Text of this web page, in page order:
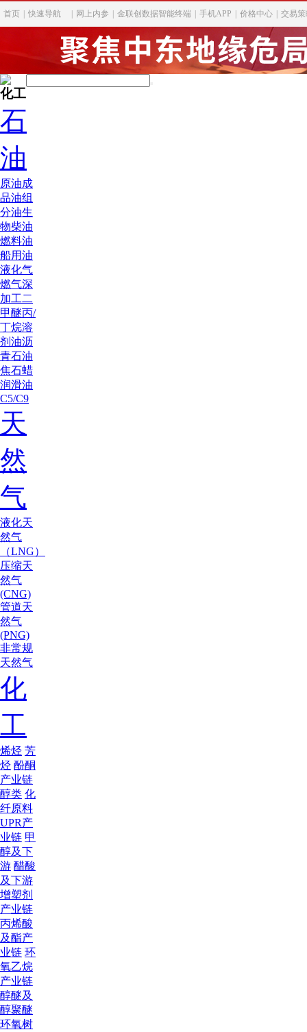
首页 快速导航 网上内参 金联创数据智能终端 手机APP 价格中心 交易
化工
石
油
原油成
品油组
分油生
物柴油
燃料油
船用油
液化气
燃气深
加工二
甲醚丙/
丁烷溶
剂油沥
青石油
焦石蜡
润滑油
C5/C9
天
然
气
液化天
然气
（LNG）
压缩天
然气
(CNG)
管道天
然气
(PNG)
非常规
天然气
化
工
烯烃 芳
烃 酚酮
产业链
醇类 化
纤原料
UPR产
业链 甲
醇及下
游 醋酸
及下游
增塑剂
产业链
丙烯酸
及酯产
业链 环
氧乙烷
产业链
醇醚及
醇聚醚
环氧树